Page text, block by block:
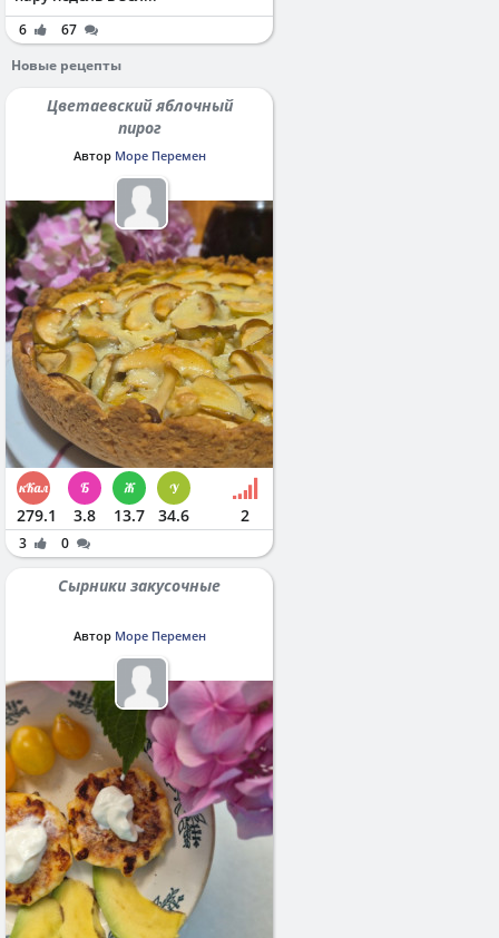
6
67
Новые рецепты
Цветаевский яблочный
пирог
Автор Море Перемен
279.1 3.8 13.7 34.6 2
3 0
Сырники закусочные
Автор Море Перемен